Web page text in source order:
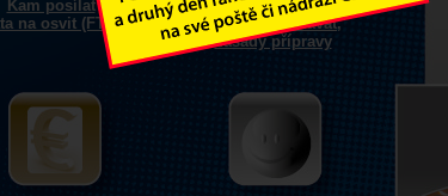
Kam posílat
na osvit (FTP)
Jaké soubory
je možno dodávat,
zásady přípravy